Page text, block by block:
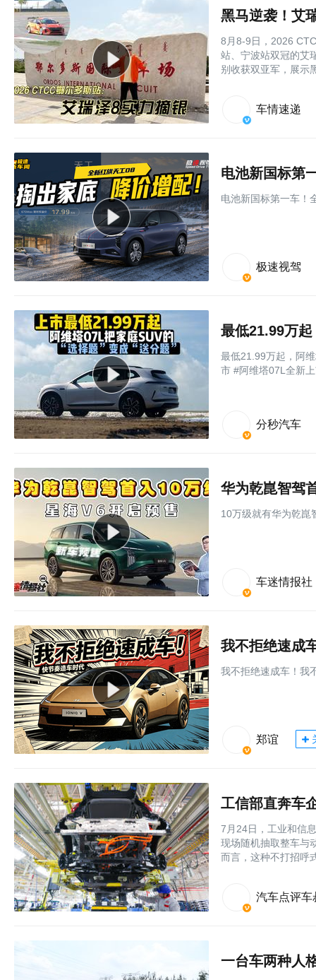
黑马逆袭！艾
8月8-9日，2026
站、宁波站双冠的艾
别收获双亚军，展示
车情速递
电池新国标第
电池新国标第一车！
极速视驾
最低21.99万起，阿
市 #阿维塔07L全新
分秒汽车
华为乾崑智驾
10万级就有华为乾崑
车迷情报社
我不拒绝速成
我不拒绝速成车！我
郑谊
工信部直奔车
7月24日，工业和信
现场随机抽取整车与
而言，这种不打招呼
汽车点评车
一台车两种人